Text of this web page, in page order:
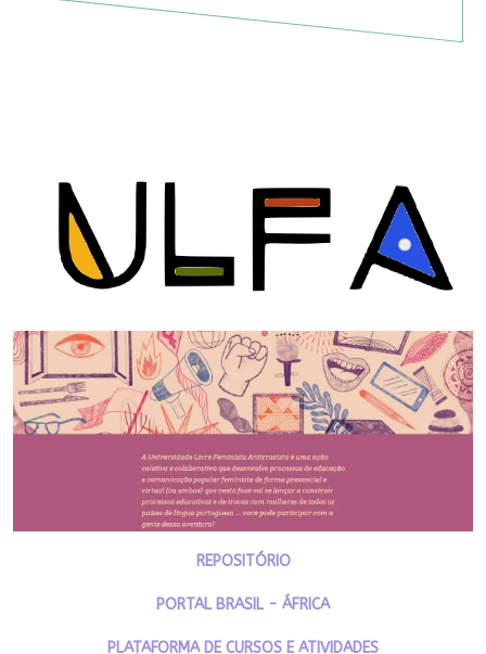
REPOSITÓRIO
PORTAL BRASIL - ÁFRICA
PLATAFORMA DE CURSOS E ATIVIDADES